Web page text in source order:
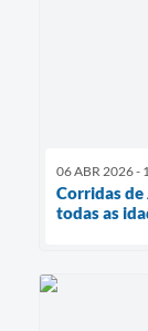
06 ABR 2026 -
Corridas
todas as